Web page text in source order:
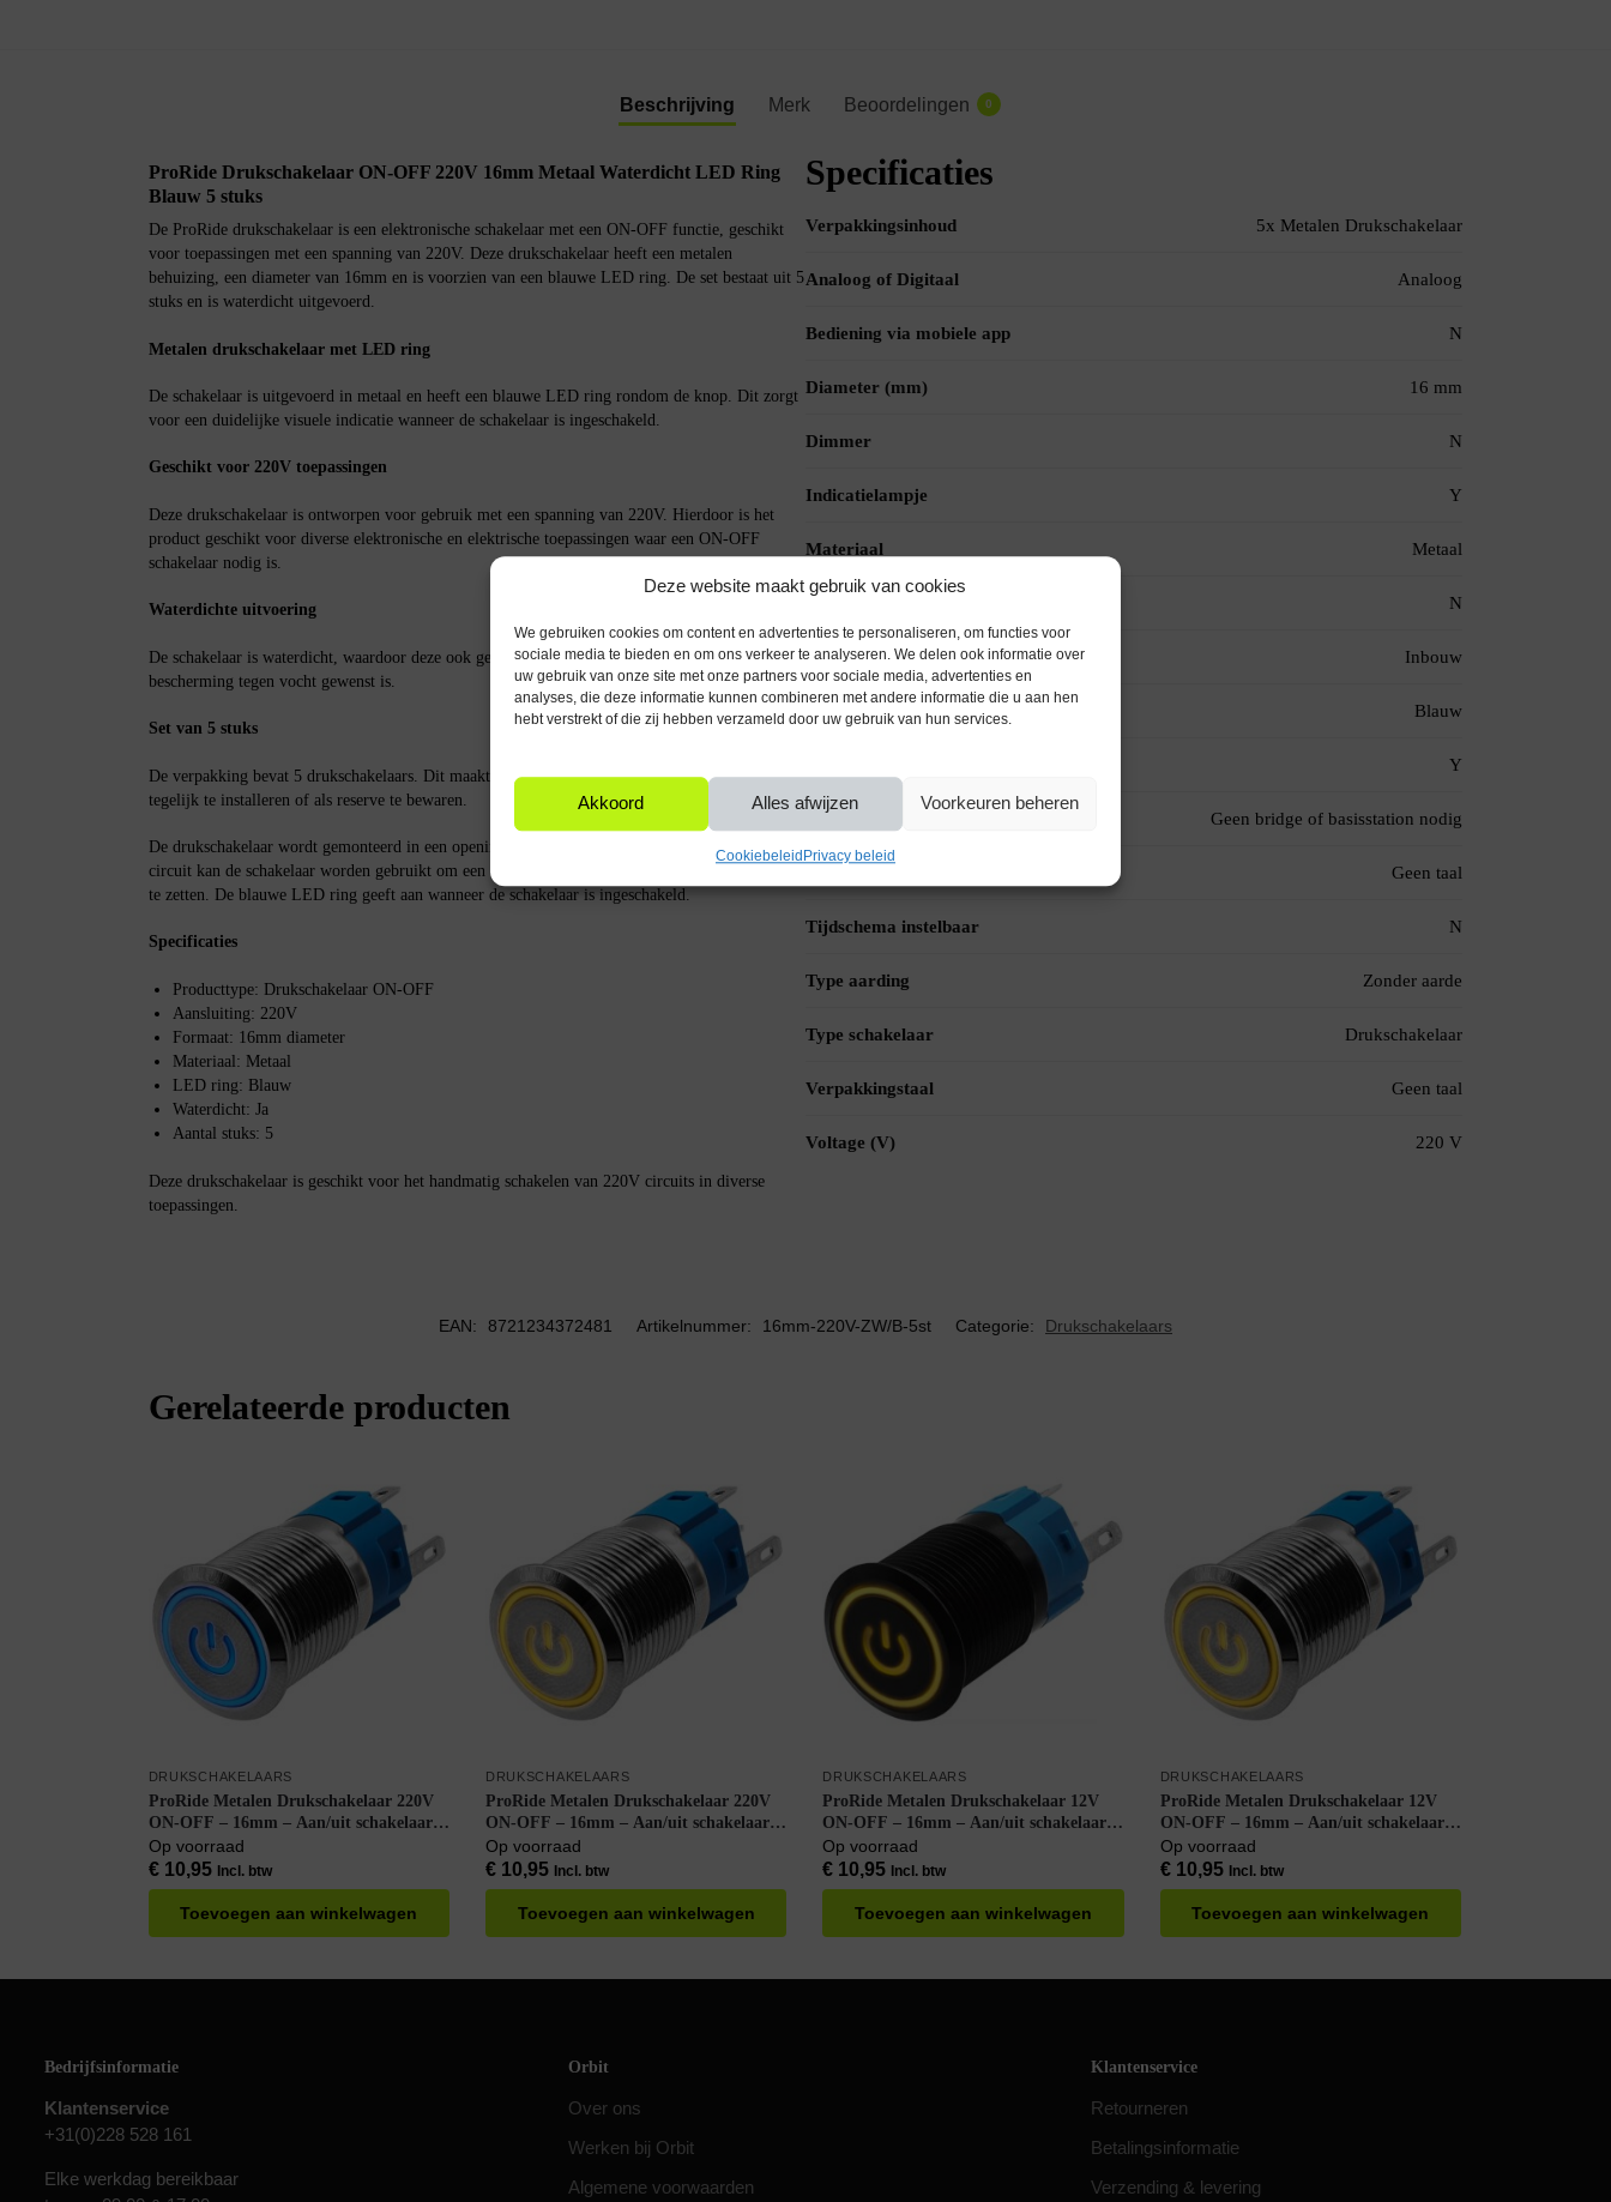
Deze website maakt gebruik van cookies
We gebruiken cookies om content en advertenties te personaliseren, om functies voor
sociale media te bieden en om ons verkeer te analyseren. We delen ook informatie over
uw gebruik van onze site met onze partners voor sociale media, advertenties en
analyses, die deze informatie kunnen combineren met andere informatie die u aan hen
hebt verstrekt of die zij hebben verzameld door uw gebruik van hun services.
Akkoord Alles afwijzen Voorkeuren beheren
Cookiebeleid Privacy beleid
Beschrijving Merk Beoordelingen 0
ProRide Drukschakelaar ON-OFF 220V 16mm Metaal Waterdicht LED Ring
Blauw 5 stuks
De ProRide drukschakelaar is een elektronische schakelaar met een ON-OFF functie, geschikt
voor toepassingen met een spanning van 220V. Deze drukschakelaar heeft een metalen
behuizing, een diameter van 16mm en is voorzien van een blauwe LED ring. De set bestaat uit 5
stuks en is waterdicht uitgevoerd.
Metalen drukschakelaar met LED ring
De schakelaar is uitgevoerd in metaal en heeft een blauwe LED ring rondom de knop. Dit zorgt
voor een duidelijke visuele indicatie wanneer de schakelaar is ingeschakeld.
Geschikt voor 220V toepassingen
Deze drukschakelaar is ontworpen voor gebruik met een spanning van 220V. Hierdoor is het
product geschikt voor diverse elektronische en elektrische toepassingen waar een ON-OFF
schakelaar nodig is.
Waterdichte uitvoering
De schakelaar is waterdicht, waardoor deze ook gebruikt kan worden in omgevingen waar
bescherming tegen vocht gewenst is.
Set van 5 stuks
De verpakking bevat 5 drukschakelaars. Dit maakt het mogelijk om meerdere schakelaars
tegelijk te installeren of als reserve te bewaren.
De drukschakelaar wordt gemonteerd in een opening van 16mm. Na aansluiting op een 220V
circuit kan de schakelaar worden gebruikt om een apparaat of stroomkring handmatig aan of uit
te zetten. De blauwe LED ring geeft aan wanneer de schakelaar is ingeschakeld.
Specificaties
Producttype: Drukschakelaar ON-OFF
Aansluiting: 220V
Formaat: 16mm diameter
Materiaal: Metaal
LED ring: Blauw
Waterdicht: Ja
Aantal stuks: 5
Deze drukschakelaar is geschikt voor het handmatig schakelen van 220V circuits in diverse
toepassingen.
Specificaties
Verpakkingsinhoud 5x Metalen Drukschakelaar
Analoog of Digitaal Analoog
Bediening via mobiele app N
Diameter (mm) 16 mm
Dimmer N
Indicatielampje Y
Materiaal Metaal
N
Montage Inbouw
Blauw
Y
Stand-alone Geen bridge of basisstation nodig
Geen taal
Tijdschema instelbaar N
Type aarding Zonder aarde
Type schakelaar Drukschakelaar
Verpakkingstaal Geen taal
Voltage (V) 220 V
EAN: 8721234372481 Artikelnummer: 16mm-220V-ZW/B-5st Categorie: Drukschakelaars
Gerelateerde producten
DRUKSCHAKELAARS
ProRide Metalen Drukschakelaar 220V
ON-OFF – 16mm – Aan/uit schakelaar –
Spatwaterdicht – LED Indicatie Blauw
Op voorraad
€10,95 Incl. btw
Toevoegen aan winkelwagen
DRUKSCHAKELAARS
ProRide Metalen Drukschakelaar 220V
ON-OFF – 16mm – Aan/uit schakelaar –
Spatwaterdicht – LED Indicatie Geel
Op voorraad
€10,95 Incl. btw
Toevoegen aan winkelwagen
DRUKSCHAKELAARS
ProRide Metalen Drukschakelaar 12V
ON-OFF – 16mm – Aan/uit schakelaar –
Spatwaterdicht – 12V/24V – LED
Indicatie Geel
Op voorraad
€ 10,95 Incl. btw
Toevoegen aan winkelwagen
DRUKSCHAKELAARS
ProRide Metalen Drukschakelaar 12V
ON-OFF – 16mm – Aan/uit schakelaar –
Spatwaterdicht – 12V/24V – LED
Indicatie Geel
Op voorraad
€10,95 Incl. btw
Toevoegen aan winkelwagen
Bedrijfsinformatie
Klantenservice
+31(0)228 528 161
Elke werkdag bereikbaar
Orbit
Over ons
Werken bij Orbit
Algemene voorwaarden
Klantenservice
Retourneren
Betalingsinformatie
Verzending & levering